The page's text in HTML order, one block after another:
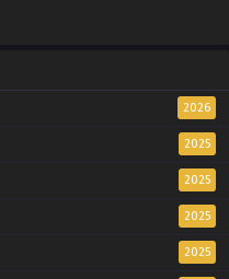
2026
2025
2025
2025
2025